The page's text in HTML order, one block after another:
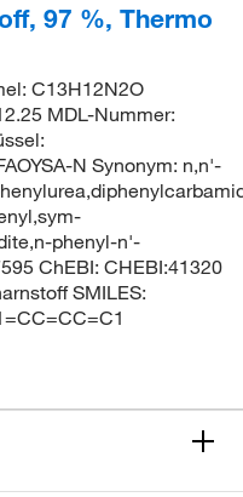
97 %, Thermo
C13H12N2O
MDL-Nummer:
N Synonym: n,n'-
phenyl-n'-
ChEBI: CHEBI:41320
SMILES: